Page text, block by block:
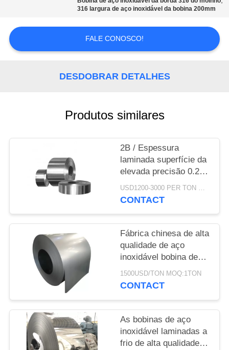
SOLICITE
UM
ORÇAMENTO
PRIVACY
POLICY
316 largura de aço inoxidável da bobina 200mm
FALE CONOSCO!
DESDOBRAR DETALHES
Produtos similares
2B / Espessura
laminada superfície da
elevada precisão 0.2-
100mm da chapa de
aço dos
USD1200-3000 PER TON MOQ:DE 1 TONELADAS
CONTACT
Fábrica chinesa de alta
qualidade de aço
inoxidável bobina de
aço inoxidável
1500USD/TON MOQ:1TON
CONTACT
As bobinas de aço
inoxidável laminadas a
frio de alta qualidade